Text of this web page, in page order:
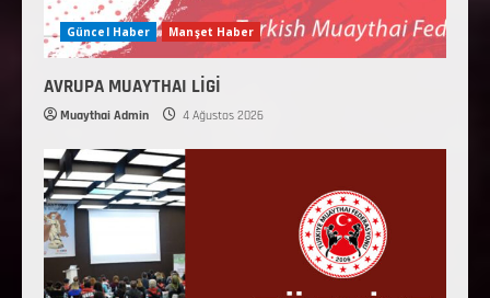
Güncel Haber Manşet Haber
AVRUPA MUAYTHAI LİGİ
Muaythai Admin 4 Ağustos 2026